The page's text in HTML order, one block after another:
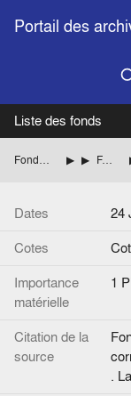
Portail des
Liste des fonds
Fonds Jean Monnet : Comité d'action, correspondance ITALIE
FANFANI Amintore (Démocratie chrétienne italienne)
Dates
24
Cotes
Importance
matérielle
1
Citation de la
source
.